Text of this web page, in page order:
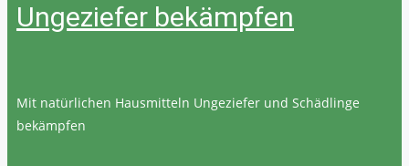
Ungeziefer bekämpfen
Mit natürlichen Hausmitteln Ungeziefer und Schädlinge
bekämpfen